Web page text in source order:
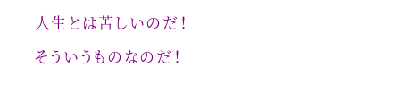
人生とは苦しいのだ！
そういうものなのだ！